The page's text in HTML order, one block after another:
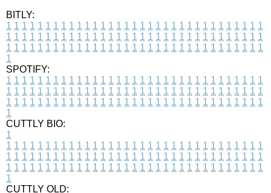
BITLY:
1 1 1 1 1 1 1 1 1 1 1 1 1 1 1 1 1 1 1 1 1 1 1 1 1 1 1 1 1 1 1 1 1
1 1 1 1 1 1 1 1 1 1 1 1 1 1 1 1 1 1 1 1 1 1 1 1 1 1 1 1 1 1 1 1 1
1 1 1 1 1 1 1 1 1 1 1 1 1 1 1 1 1 1 1 1 1 1 1 1 1 1 1 1 1 1 1 1 1
1
SPOTIFY:
1 1 1 1 1 1 1 1 1 1 1 1 1 1 1 1 1 1 1 1 1 1 1 1 1 1 1 1 1 1 1 1 1
1 1 1 1 1 1 1 1 1 1 1 1 1 1 1 1 1 1 1 1 1 1 1 1 1 1 1 1 1 1 1 1 1
1 1 1 1 1 1 1 1 1 1 1 1 1 1 1 1 1 1 1 1 1 1 1 1 1 1 1 1 1 1 1 1 1
1
CUTTLY BIO:
1
1 1 1 1 1 1 1 1 1 1 1 1 1 1 1 1 1 1 1 1 1 1 1 1 1 1 1 1 1 1 1 1 1
1 1 1 1 1 1 1 1 1 1 1 1 1 1 1 1 1 1 1 1 1 1 1 1 1 1 1 1 1 1 1 1 1
1 1 1 1 1 1 1 1 1 1 1 1 1 1 1 1 1 1 1 1 1 1 1 1 1 1 1 1 1 1 1 1 1
1
CUTTLY OLD: